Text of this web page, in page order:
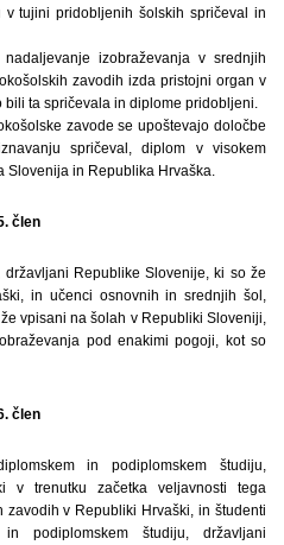
tujini pridobljenih šolskih spričeval in
izobraževanja v srednjih
zavodih izda pristojni organ v
ta spričevala in diplome pridobljeni.
zavode se upoštevajo določbe
spričeval, diplom v visokem
Slovenija in Republika Hrvaška.
člen
Republike Slovenije, ki so že
in učenci osnovnih in srednjih šol,
vpisani na šolah v Republiki Sloveniji,
pod enakimi pogoji, kot so
člen
in podiplomskem študiju,
v trenutku začetka veljavnosti tega
v Republiki Hrvaški, in študenti
podiplomskem študiju, državljani